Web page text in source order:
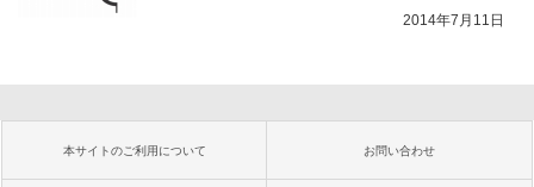
2014年7月11日
本サイトのご利用について お問い合わせ